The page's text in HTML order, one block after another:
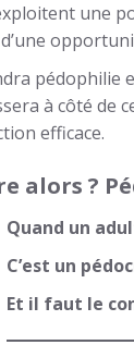
une
pédophilie
à côté de
efficace.
alors ?
Quand un
C’est un
Et il faut le